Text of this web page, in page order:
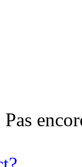
Pas